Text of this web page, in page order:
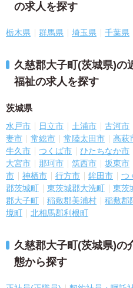
の求人を探す
栃木県 群馬県 埼玉県 千葉県
久慈郡大子町(茨城県)の
福祉の求人を探す
茨城県
水戸市 日立市 土浦市 古河市
妻市
常総市 常陸太田市 高萩
牛久市
つくば市 ひたちなか市
大宮市
那珂市 筑西市 坂東市
市
神栖市 行方市 鉾田市 つ
郡茨城町
東茨城郡大洗町 東茨
郡大子町
稲敷郡美浦村 稲敷郡
境町
北相馬郡利根町
久慈郡大子町(茨城県)の
態から探す